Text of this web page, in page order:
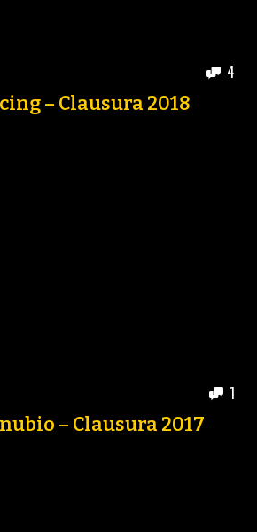
4
– Clausura 2018
1
– Clausura 2017